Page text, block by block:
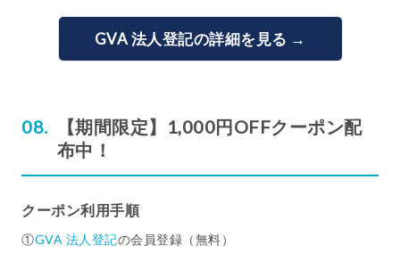
GVA 法人登記の詳細を見る →
【期間限定】1,000円OFFクーポン配
布中！
クーポン利用手順
①GVA 法人登記の会員登録（無料）